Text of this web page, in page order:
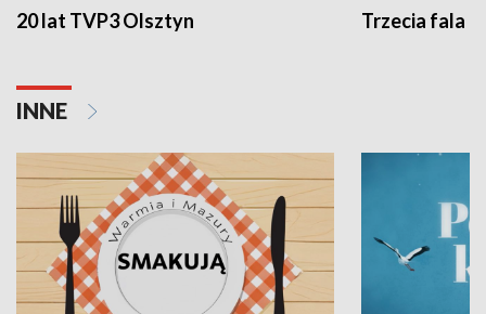
20 lat TVP3 Olsztyn Trzecia fala -
INNE